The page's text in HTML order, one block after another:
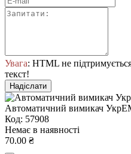
Увага: HTML не
текст!
Надіслати
Автоматичний вимикач
Код: 57908
Немає в наявності
70.00 ₴